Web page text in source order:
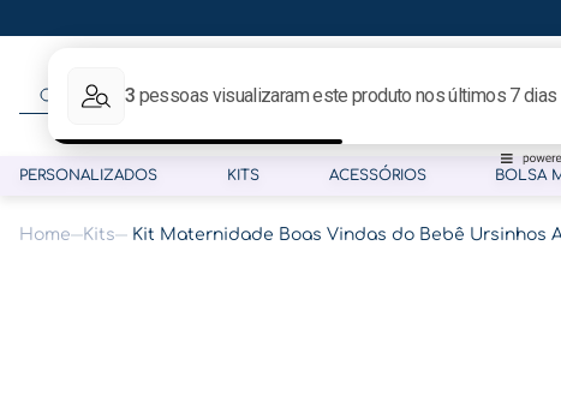
O que procura hoje?
PERSONALIZADOS KITS ACESSÓRIOS BOLSA
Kits Kit Maternidade Boas Vindas do Bebê Ursinhos